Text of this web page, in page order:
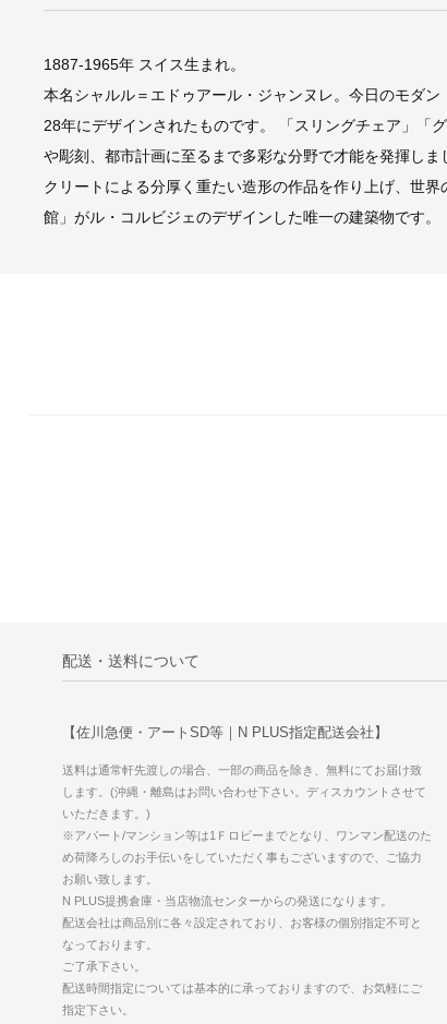
1887-1965年 スイス生まれ。
本名シャルル＝エドゥアール・ジャンヌレ。今日のモダ
28年にデザインされたものです。 「スリングチェア」「
や彫刻、都市計画に至るまで多彩な分野で才能を発揮し
クリートによる分厚く重たい造形の作品を作り上げ、世
館」がル・コルビジェのデザインした唯一の建築物です。
配送・送料について
【佐川急便・アートSD等｜N PLUS指定配送会社】
送料は通常軒先渡しの場合、一部の商品を除き、無料にてお届け致
します。(沖縄・離島はお問い合わせ下さい。ディスカウントさせて
いただきます。)
※アパート/マンション等は1Ｆロビーまでとなり、ワンマン配送のた
め荷降ろしのお手伝いをしていただく事もございますので、ご協力
お願い致します。
N PLUS提携倉庫・当店物流センターからの発送になります。
配送会社は商品別に各々設定されており、お客様の個別指定不可と
なっております。
ご了承下さい。
配送時間指定については基本的に承っておりますので、お気軽にご
指定下さい。